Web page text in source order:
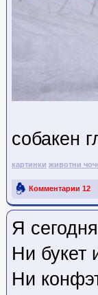
собакен
картинки животни
Комментарии 12
Ссылка на пост
Я
Ни букет
Ни